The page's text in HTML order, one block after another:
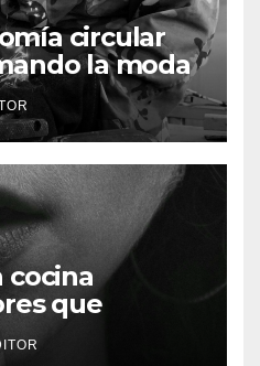
circular
la moda
cocina
que